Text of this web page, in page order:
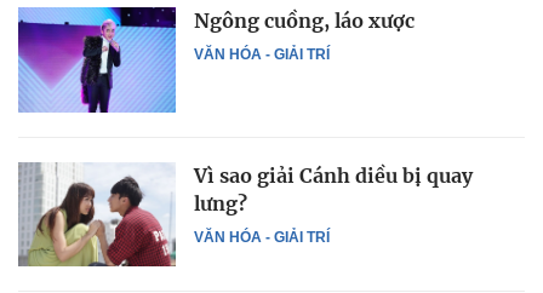
VĂN HÓA - GIẢI TRÍ
Ngông cuồng, láo xược
VĂN HÓA - GIẢI TRÍ
Vì sao giải Cánh diều bị quay
lưng?